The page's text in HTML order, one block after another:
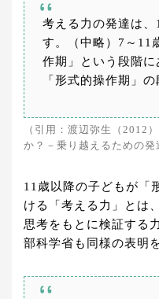
考える力の発達は
す。（中略）7～11
作期」という段階
「形式的操作期」
（引用：渡辺弥生（2012
か？－乗り越えるための発
11歳以降の子どもが「
ける「考える力」とは
思考をもとに検証する
部科学省も同様の表明